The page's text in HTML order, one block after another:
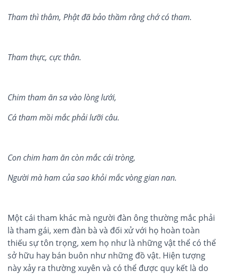
Tham thì thâm, Phật đã bảo thầm rằng chớcó tham.
Tham thực, cực thân.
Chim tham ăn sa vào lòng lưới,
Cá tham mồi mắc phải lưỡi câu.
Con chim ham ăn còn mắc cái tròng,
Người màham của sao khỏi mắc vòng gian nan.
Một cái tham khác mà người đàn ông thường mắc phải
là tham gái, xem đàn bà và đối xử với họ hoàn toàn
thiếu sự tôn trọng, xem họ như là những vật thể có thể
sở hữu hay bán buôn như những đồ vật. Hiện tượng
này xảy ra thường xuyên và có thể được quy kết là do